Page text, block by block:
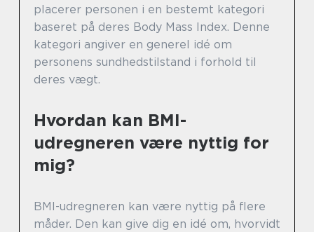
placerer personen i en bestemt kategori
baseret på deres Body Mass Index. Denne
kategori angiver en generel idé om
personens sundhedstilstand i forhold til
deres vægt.
Hvordan kan BMI-
udregneren være nyttig for
mig?
BMI-udregneren kan være nyttig på flere
måder. Den kan give dig en idé om, hvorvidt